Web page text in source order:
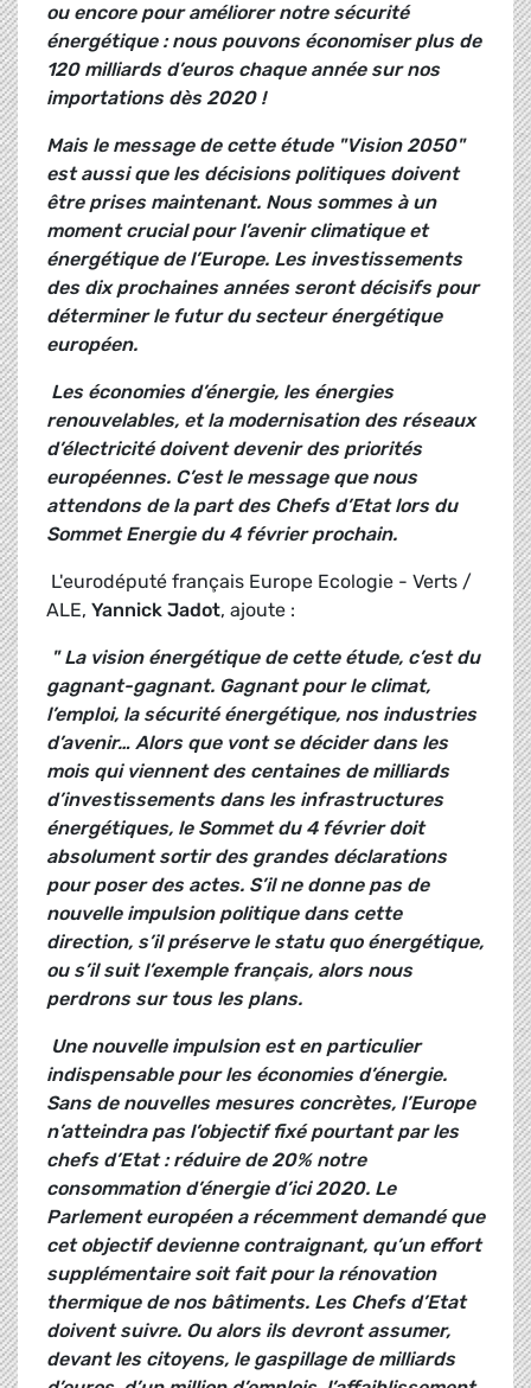
ou encore pour améliorer notre sécurité
énergétique : nous pouvons économiser plus de
120 milliards d’euros chaque année sur nos
importations dès 2020 !
Mais le message de cette étude "Vision 2050"
est aussi que les décisions politiques doivent
être prises maintenant. Nous sommes à un
moment crucial pour l’avenir climatique et
énergétique de l’Europe. Les investissements
des dix prochaines années seront décisifs pour
déterminer le futur du secteur énergétique
européen.
Les économies d’énergie, les énergies
renouvelables, et la modernisation des réseaux
d’électricité doivent devenir des priorités
européennes. C’est le message que nous
attendons de la part des Chefs d’Etat lors du
Sommet Energie du 4 février prochain.
L'eurodéputé français Europe Ecologie - Verts /
ALE, Yannick Jadot, ajoute :
" La vision énergétique de cette étude, c’est du
gagnant-gagnant. Gagnant pour le climat,
l’emploi, la sécurité énergétique, nos industries
d’avenir… Alors que vont se décider dans les
mois qui viennent des centaines de milliards
d’investissements dans les infrastructures
énergétiques, le Sommet du 4 février doit
absolument sortir des grandes déclarations
pour poser des actes. S’il ne donne pas de
nouvelle impulsion politique dans cette
direction, s’il préserve le statu quo énergétique,
ou s’il suit l’exemple français, alors nous
perdrons sur tous les plans.
Une nouvelle impulsion est en particulier
indispensable pour les économies d’énergie.
Sans de nouvelles mesures concrètes, l’Europe
n’atteindra pas l’objectif fixé pourtant par les
chefs d’Etat : réduire de 20% notre
consommation d’énergie d’ici 2020. Le
Parlement européen a récemment demandé que
cet objectif devienne contraignant, qu’un effort
supplémentaire soit fait pour la rénovation
thermique de nos bâtiments. Les Chefs d’Etat
doivent suivre. Ou alors ils devront assumer,
devant les citoyens, le gaspillage de milliards